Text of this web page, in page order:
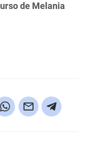
de Melania